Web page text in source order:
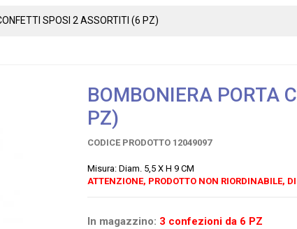
SPOSI 2 ASSORTITI (6 PZ)
BOMBONIERA PORTA
PZ)
CODICE PRODOTTO 12049097
Misura: Diam. 5,5 X H 9 CM
ATTENZIONE, PRODOTTO NON RIORDINABILE,
In magazzino: 3 confezioni da 6 PZ